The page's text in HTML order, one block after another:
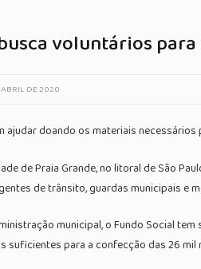
voluntários
ABRIL DE 2020
doando os materiais necessários
de Praia Grande, no litoral de São
de trânsito, guardas municipais e
municipal, o Fundo Social
suficientes para a confecção das 26